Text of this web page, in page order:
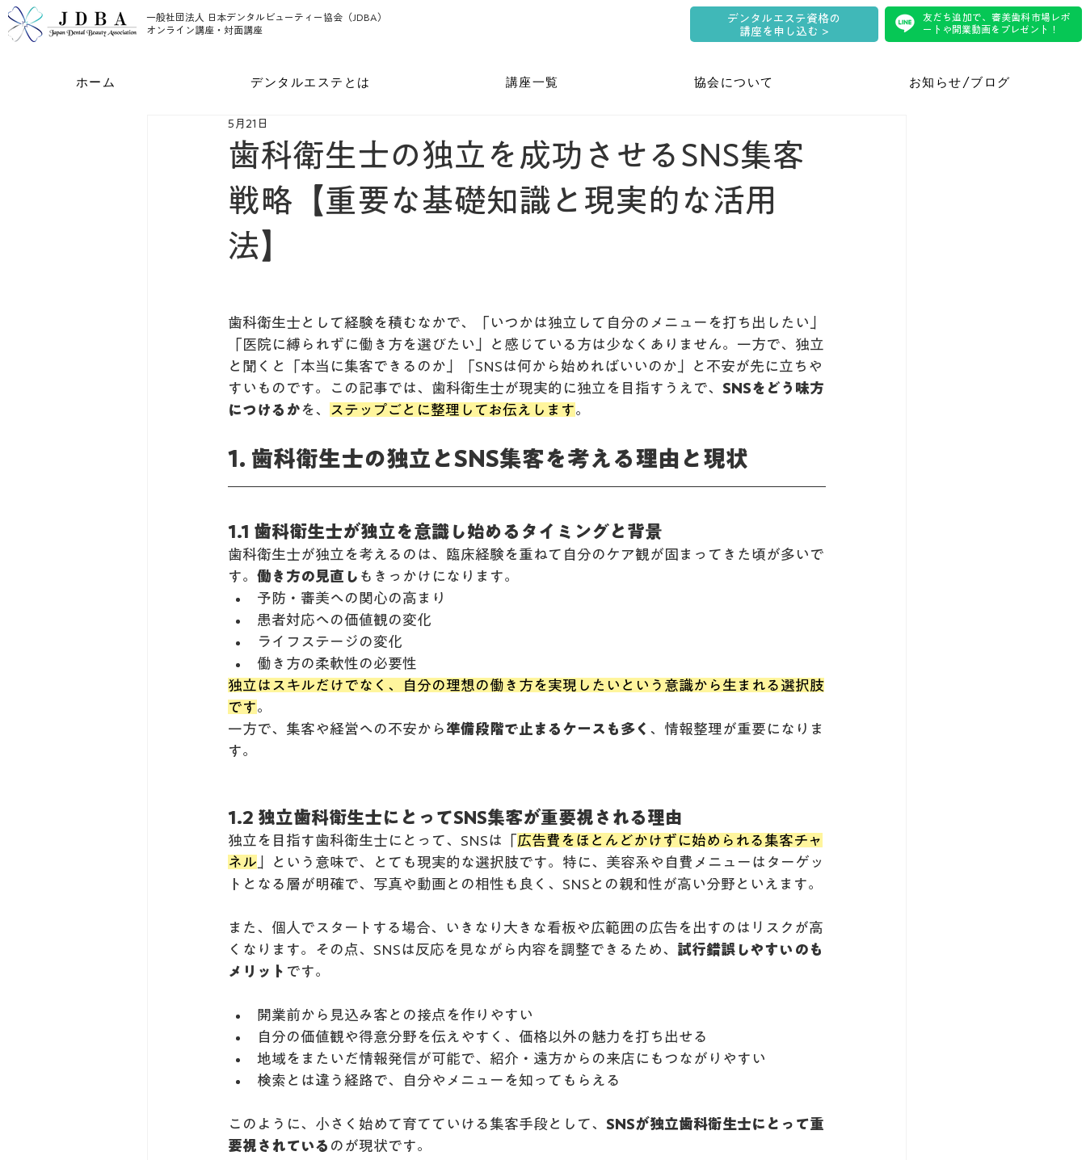
一般社団法人 日本デンタルビューティー協会（JDBA）
オンライン講座・対面講座
デンタルエステ資格の
講座を申し込む >
友だち追加で、審美歯科市場レポ
ートや開業動画をプレゼント！
ホーム デンタルエステとは 講座一覧 協会について お知らせ/ブログ
歯科衛生士の独立を成功させるSNS集客
戦略【重要な基礎知識と現実的な活用
法】
5月21日
歯科衛生士として経験を積むなかで、「いつかは独立して自分のメニューを打ち出したい」
「医院に縛られずに働き方を選びたい」と感じている方は少なくありません。一方で、独立
と聞くと「本当に集客できるのか」「SNSは何から始めればいいのか」と不安が先に立ちや
すいものです。この記事では、歯科衛生士が現実的に独立を目指すうえで、 SNSをどう味方
につけるかを、 ステップごとに整理してお伝えします。
1. 歯科衛生士の独立とSNS集客を考える理由と現状
1.1 歯科衛生士が独立を意識し始めるタイミングと背景
歯科衛生士が独立を考えるのは、臨床経験を重ねて自分のケア観が固まってきた頃が多いで
す。 働き方の見直し もきっかけになります。
予防・審美への関心の高まり
患者対応への価値観の変化
ライフステージの変化
働き方の柔軟性の必要性
独立はスキルだけでなく、自分の理想の働き方を実現したいという意識から生まれる選択肢
です。
一方で、集客や経営への不安から 準備段階で止まるケースも多く 、情報整理が重要になりま
す。
1.2 独立歯科衛生士にとってSNS集客が重要視される理由
独立を目指す歯科衛生士にとって、SNSは「広告費をほとんどかけずに始められる集客チャ
ネル 」という意味で、とても現実的な選択肢です。特に、美容系や自費メニューはターゲッ
トとなる層が明確で、写真や動画との相性も良く、SNSとの親和性が高い分野といえます。
また、個人でスタートする場合、いきなり大きな看板や広範囲の広告を出すのはリスクが高
くなります。その点、SNSは反応を見ながら内容を調整できるため、 試行錯誤しやすいのも
メリット です。
開業前から見込み客との接点を作りやすい
自分の価値観や得意分野を伝えやすく、価格以外の魅力を打ち出せる
地域をまたいだ情報発信が可能で、紹介・遠方からの来店にもつながりやすい
検索とは違う経路で、自分やメニューを知ってもらえる
このように、小さく始めて育てていける集客手段として、 SNSが独立歯科衛生士にとって重
要視されている のが現状です。